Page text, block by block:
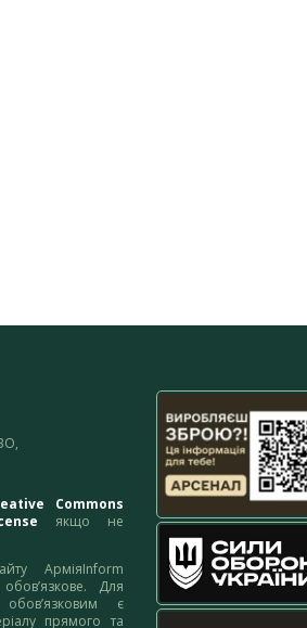
Commons
якщо не
АрміяInform
обов’язкове. Для
є
прямого та